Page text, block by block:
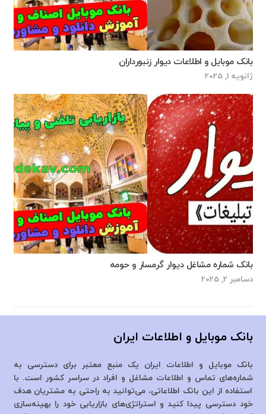
بانک موبایل و اطلاعات دیوار زنبورداران
ژانویه 1, 2025
بانک شماره مشاغل دیوار گرمسار و حومه
دسامبر 2, 2025
بانک موبایل و اطلاعات ایران
بانک موبایل و اطلاعات ایران یک منبع معتبر برای دسترسی به
شماره‌های تماس و اطلاعات مشاغل و افراد در سراسر کشور است. با
استفاده از این بانک اطلاعاتی، می‌توانید به راحتی به مشتریان هدف
خود دسترسی پیدا کنید و استراتژی‌های بازاریابی خود را بهینه‌سازی